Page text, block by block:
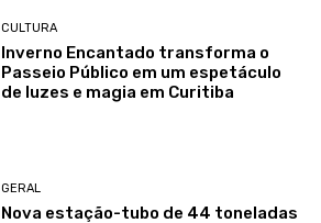
CULTURA
Inverno Encantado transforma o
Passeio Público em um espetáculo
de luzes e magia em Curitiba
GERAL
Nova estação-tubo de 44 toneladas